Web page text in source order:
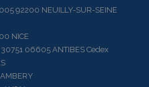
92200 NEUILLY-SUR-SEINE
NICE
06605 ANTIBES Cedex